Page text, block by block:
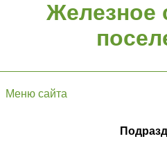
Железное
Меню сайта